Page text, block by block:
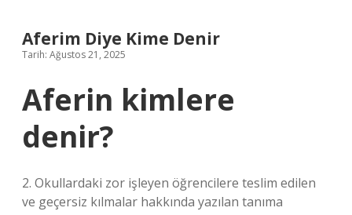
Aferim Diye Kime Denir
Tarih: Ağustos 21, 2025
Aferin kimlere
denir?
2. Okullardaki zor işleyen öğrencilere teslim edilen
ve geçersiz kılmalar hakkında yazılan tanıma